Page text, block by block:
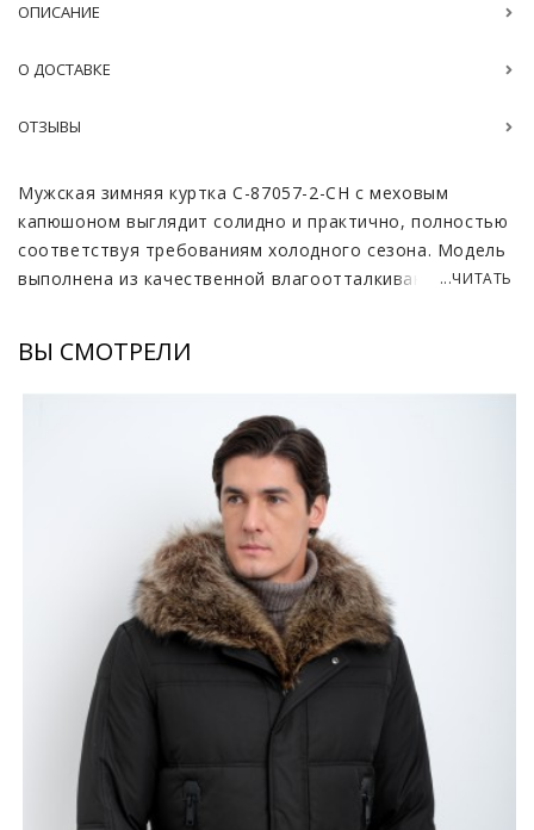
ОПИСАНИЕ
О ДОСТАВКЕ
ОТЗЫВЫ
Мужская зимняя куртка C-87057-2-CH с меховым
капюшоном выглядит солидно и практично, полностью
соответствуя требованиям холодного сезона. Модель
выполнена из качественной влагоотталкивающей
активной носке. Прямой удлинённый крой длиной
около 85 сантиметров хорошо прикрывает корпус,
создавая дополнительное тепло и визуально
Особое внимание привлекает большой капюшон с
мехом енота насыщенного коричневого оттенка. Мех
плавно переходит в воротниковую зону, создавая
эффектный контраст с чёрным цветом ткани и
добавляя образу статусности. Капюшон не только
украшает модель, но и отлично защищает голову и
шею от холода и ветра. В качестве утеплителя
используется верблюжья шерсть, известная своими
высокими теплоизоляционными свойствами,
благодаря чему куртка подходит для суровой зимы.
Дизайн продуман до мелочей: куртка оснащена
четырьмя удобными карманами. Два боковых кармана
...ЧИТАТЬ
ВЫ СМОТРЕЛИ